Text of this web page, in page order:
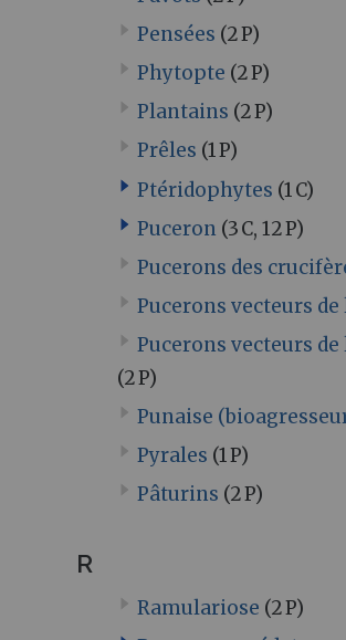
Pensées (2 P)
Phytopte (2 P)
Plantains (2 P)
Prêles (1 P)
Ptéridophytes (1 C)
Puceron (3 C, 12 P)
Pucerons des
Pucerons vecteurs
Pucerons vecteurs
(2 P)
Punaise
Pyrales (1 P)
Pâturins (2 P)
R
Ramulariose (2 P)